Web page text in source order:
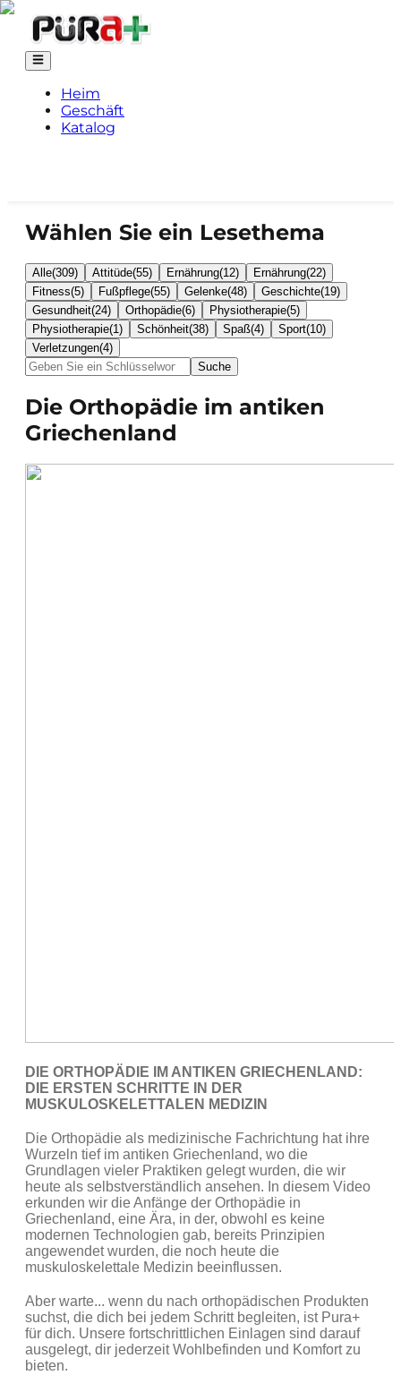
Heim
Geschäft
Katalog
Wählen Sie ein Lesethema
Alle(309) Attitüde(55) Ernährung(12) Ernährung(22)
Fitness(5) Fußpflege(55) Gelenke(48) Geschichte(19)
Gesundheit(24) Orthopädie(6) Physiotherapie(5)
Physiotherapie(1) Schönheit(38) Spaß(4) Sport(10)
Verletzungen(4)
Suche
Die Orthopädie im antiken
Griechenland
DIE ORTHOPÄDIE IM ANTIKEN GRIECHENLAND:
DIE ERSTEN SCHRITTE IN DER
MUSKULOSKELETTALEN MEDIZIN
Die Orthopädie als medizinische Fachrichtung hat ihre
Wurzeln tief im antiken Griechenland, wo die
Grundlagen vieler Praktiken gelegt wurden, die wir
heute als selbstverständlich ansehen. In diesem Video
erkunden wir die Anfänge der Orthopädie in
Griechenland, eine Ära, in der, obwohl es keine
modernen Technologien gab, bereits Prinzipien
angewendet wurden, die noch heute die
muskuloskelettale Medizin beeinflussen.
Aber warte... wenn du nach orthopädischen Produkten
suchst, die dich bei jedem Schritt begleiten, ist Pura+
für dich. Unsere fortschrittlichen Einlagen sind darauf
ausgelegt, dir jederzeit Wohlbefinden und Komfort zu
bieten.